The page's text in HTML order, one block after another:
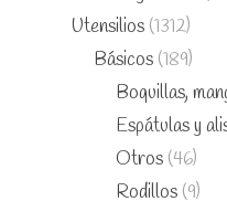
Utensilios (1312)
Básicos (189)
Boquillas,
Espátulas y
Otros (46)
Rodillos (9)